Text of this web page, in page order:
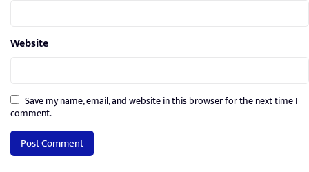
Website
Save my name, email, and website in this browser for the next time I
comment.